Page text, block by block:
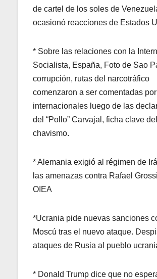
de cartel de los soles de
ocasionó reacciones de Estados
* Sobre las relaciones con la
Socialista, España, Foto de Sao
corrupción, rutas del narcotráfico
comenzaron a ser comentadas
internacionales luego de las
del “Pollo” Carvajal, ficha clave del
chavismo.
* Alemania exigió al régimen de
las amenazas contra Rafael
OIEA
*Ucrania pide nuevas sanciones
Moscú tras el nuevo ataque.
ataques de Rusia al pueblo
* Donald Trump dice que no